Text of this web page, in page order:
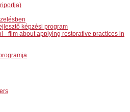
képzési program
- film about applying restorative practices in